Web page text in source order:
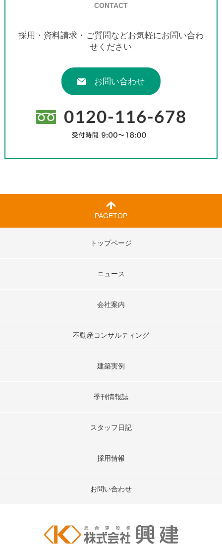
CONTACT
採用・資料請求・ご質問などお気軽にお問い合わ
せください
お問い合わせ
PAGETOP
トップページ
ニュース
会社案内
不動産コンサルティング
建築実例
季刊情報誌
スタッフ日記
採用情報
お問い合わせ